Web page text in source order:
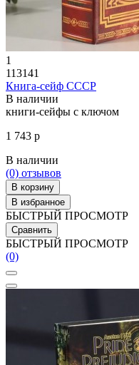
1
113141
Книга-сейф СССР
В наличии
книги-сейфы с ключом
1 743 р
В наличии
(0) отзывов
В корзину
В избранное
БЫСТРЫЙ ПРОСМОТР
Сравнить
БЫСТРЫЙ ПРОСМОТР
(0)